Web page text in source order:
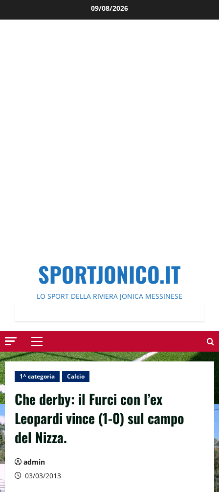
al
09/08/2026
SPORTJONICO.IT
LO SPORT DELLA RIVIERA JONICA MESSINESE
Menu
principale
1^ categoria Calcio
Che derby: il Furci con l’ex
Leopardi vince (1-0) sul campo
del Nizza.
admin
03/03/2013